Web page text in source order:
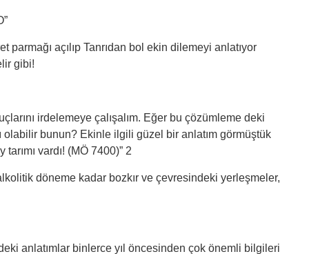
parmağı açılıp Tanrıdan bol ekin dilemeyi anlatıyor
gibi!
irdelemeye çalışalım. Eğer bu çözümleme deki
olabilir bunun? Ekinle ilgili güzel bir anlatım görmüştük
vardı! (MÖ 7400)” 2
döneme kadar bozkır ve çevresindeki yerleşmeler,
anlatımlar binlerce yıl öncesinden çok önemli bilgileri